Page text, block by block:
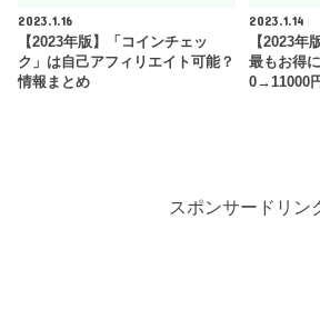
2023.1.16
【2023年版】「コインチェッ
ク」は自己アフィリエイト可能？
情報まとめ
2023.1.14
【2023年
最もお得
0→11000
スポンサードリン